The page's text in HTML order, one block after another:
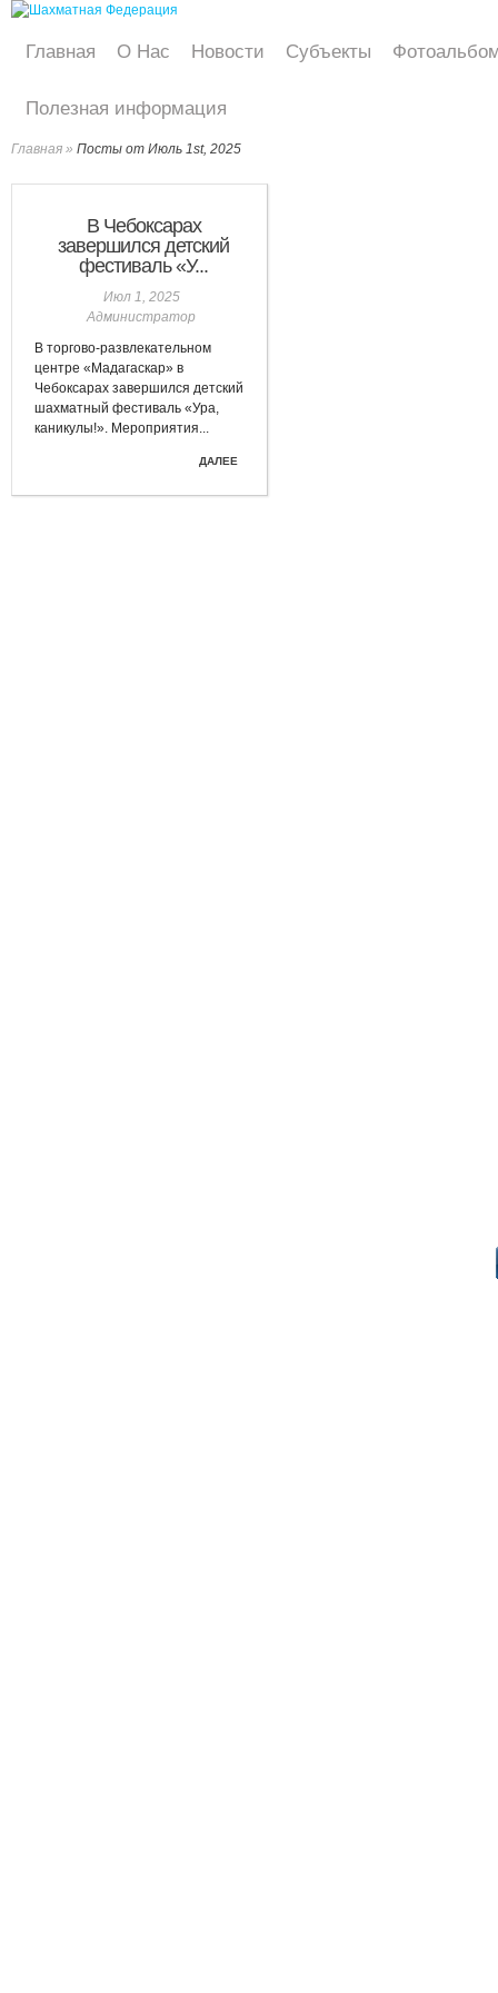
Главная О Нас Новости Субъекты
Полезная информация
Главная » Посты от Июль 1st, 2025
В Чебоксарах
завершился детский
фестиваль «У...
Июл 1, 2025
Администратор
В торгово-развлекательном
центре «Мадагаскар» в
Чебоксарах завершился детский
шахматный фестиваль «Ура,
каникулы!». Мероприятия...
ДАЛЕЕ